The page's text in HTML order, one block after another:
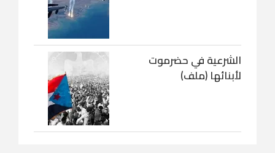
الشرعية في حضرموت
لأبنائها (ملف)